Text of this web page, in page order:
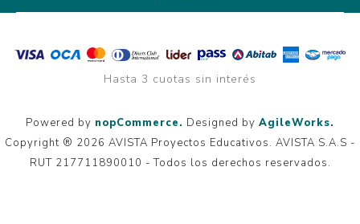
Hasta 3 cuotas sin interés
Powered by nopCommerce. Designed by AgileWorks.
Copyright ® 2026 AVISTA Proyectos Educativos. AVISTA S.A.S -
RUT 217711890010 - Todos los derechos reservados.